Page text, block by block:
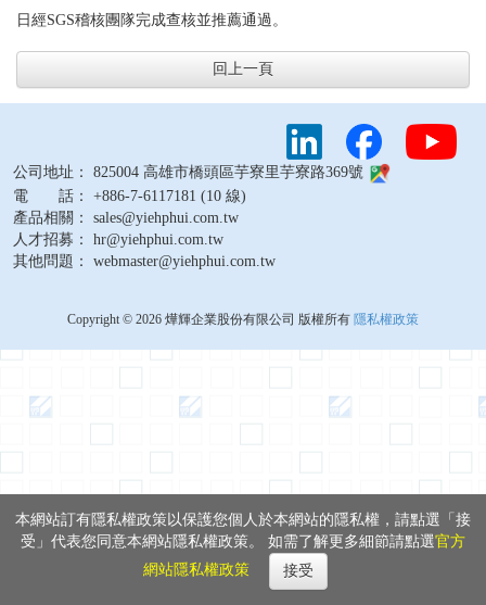
日經SGS稽核團隊完成查核並推薦通過。
回上一頁
公司地址： 825004 高雄市橋頭區芋寮里芋寮路369號
電 話： +886-7-6117181 (10 線)
產品相關： sales@yiehphui.com.tw
人才招募： hr@yiehphui.com.tw
其他問題： webmaster@yiehphui.com.tw
Copyright © 2026 燁輝企業股份有限公司 版權所有 隱私權政策
本網站訂有隱私權政策以保護您個人於本網站的隱私權，請點選「接
受」代表您同意本網站隱私權政策。 如需了解更多細節請點選官方
網站隱私權政策
接受